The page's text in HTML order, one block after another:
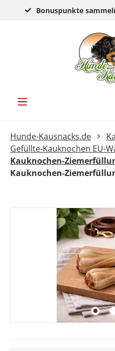
Bonuspunkte
Hunde-Kausnacks.de
Gefüllte-Kauknochen EU-
Kauknochen-
Kauknochen-